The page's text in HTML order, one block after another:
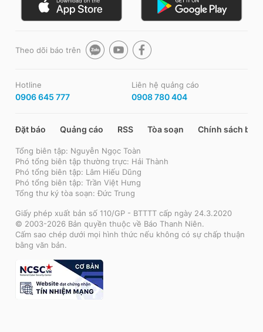
Theo dõi báo trên
Hotline
0906 645 777
Liên hệ quảng cáo
0908 780 404
Đặt báo Quảng cáo RSS Tòa soạn Chính sách bảo
Tổng biên tập: Nguyễn Ngọc Toàn
Phó tổng biên tập thường trực: Hải Thành
Phó tổng biên tập: Lâm Hiếu Dũng
Phó tổng biên tập: Trần Việt Hưng
Tổng thư ký tòa soạn: Đức Trung
Giấy phép xuất bản số 110/GP - BTTTT cấp ngày 24.3.2020
© 2003-2026 Bản quyền thuộc về Báo Thanh Niên.
Cấm sao chép dưới mọi hình thức nếu không có sự chấp thuận
bằng văn bản.